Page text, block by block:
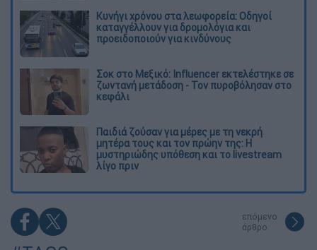
Κυνήγι χρόνου στα λεωφορεία: Οδηγοί
καταγγέλλουν για δρομολόγια και
προειδοποιούν για κινδύνους
Σοκ στο Μεξικό: Influencer εκτελέστηκε σε
ζωντανή μετάδοση - Τον πυροβόλησαν στο
κεφάλι
Παιδιά ζούσαν για μέρες με τη νεκρή
μητέρα τους και τον πρώην της: Η
μυστηριώδης υπόθεση και το livestream
λίγο πριν
επόμενο
άρθρο